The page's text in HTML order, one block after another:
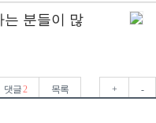
는 분들이 많
댓글2 목록 + -